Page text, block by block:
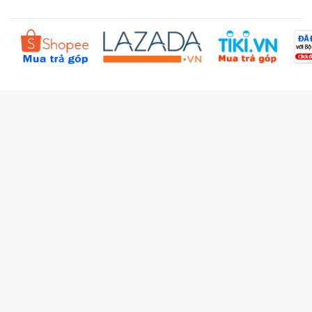
Câu hỏi thường gặp (FAQs)
Kiểm tra đơn hàng
Đặt hàng theo yêu cầu